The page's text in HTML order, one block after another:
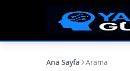
Ana Sayfa Arama